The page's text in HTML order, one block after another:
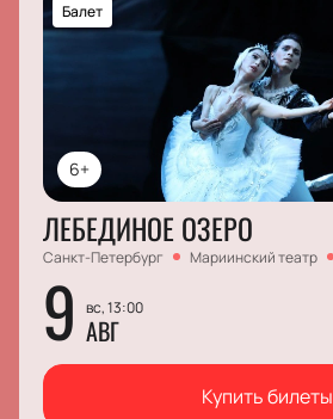
6+
Балет
ЛЕБЕДИНОЕ ОЗЕРО
Санкт-Петербург Мариинский театр
9 вс, 13:00
АВГ
Купить билеты